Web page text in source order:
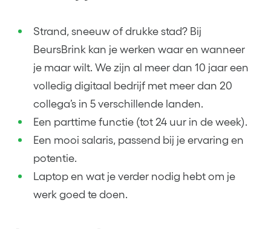
Strand, sneeuw of drukke stad? Bij
BeursBrink kan je werken waar en wanneer
je maar wilt. We zijn al meer dan 10 jaar een
volledig digitaal bedrijf met meer dan 20
collega’s in 5 verschillende landen.
Een parttime functie (tot 24 uur in de week).
Een mooi salaris, passend bij je ervaring en
potentie.
Laptop en wat je verder nodig hebt om je
werk goed te doen.